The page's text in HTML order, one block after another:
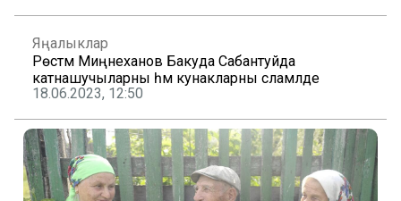
Яңалыклар
Рөстәм Миңнеханов Бакуда Сабантуйда
катнашучыларны һәм кунакларны сәламләде
18.06.2023, 12:50